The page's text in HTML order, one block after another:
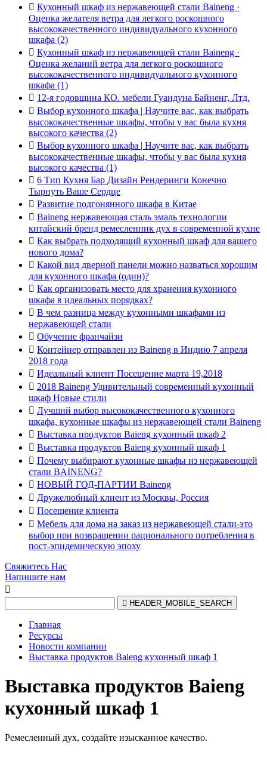
 Кухонный шкаф из нержавеющей стали Baineng ·
Оценка желателя ветра для легкого роскошного
высококачественного индивидуального кухонного
шкафа (2)
 Кухонный шкаф из нержавеющей стали Baineng ·
Оценка желаний ветра для легкого роскошного
высококачественного индивидуального кухонного
шкафа (1)
 12-я годовщина КО. мебели Гуандуна Байненг, Лтд.
 Выбор кухонного шкафа | Научите вас, как выбрать
высококачественные шкафы, чтобы у вас была кухня
высокого качества (2)
 Выбор кухонного шкафа | Научите вас, как выбрать
высококачественные шкафы, чтобы у вас была кухня
высокого качества (1)
 6 Тип Кухня Бар Дизайн Рендеринги Конечно
Тырнуть Ваше Сердце
 Развитие подгонянного шкафа в Китае
 Baineng нержавеющая сталь эмаль технологии
китайский бренд ремесленник дух в современной кухне
 Как выбрать подходящий кухонный шкаф для вашего
нового дома?
 Какой вид дверной панели можно назваться хорошим
для кухонного шкафа (один)?
 Как организовать место для хранения кухонного
шкафа в идеальных порядках?
 В чем разница между кухонными шкафами из
нержавеющей стали
 Обучение франчайзи
 Контейнер отправлен из Baineng в Индию 7 апреля
2018 года
 Идеальный клиент Посещение марта 19,2018
 2018 Baineng Удивительный современный кухонный
шкаф Новые стили
 Лучший выбор высококачественного кухонного
шкафа, кухонные шкафы из нержавеющей стали Baineng
 Выставка продуктов Baieng кухонный шкаф 2
 Выставка продуктов Baieng кухонный шкаф 1
 Почему выбирают кухонные шкафы из нержавеющей
стали BAINENG?
 НОВЫЙ ГОД-ПАРТИИ Baineng
 Дружелюбный клиент из Москвы, Россия
 Посещение клиента
 Мебель для дома на заказ из нержавеющей стали-это
выбор при возвращении рационального потребления в
пост-эпидемическую эпоху
Свяжитесь Нас
Напишите нам

 HEADER_MOBILE_SEARCH
Главная
Ресурсы
Новости компании
Выставка продуктов Baieng кухонный шкаф 1
Выставка продуктов Baieng
кухонный шкаф 1
Ремесленный дух, создайте изысканное качество.